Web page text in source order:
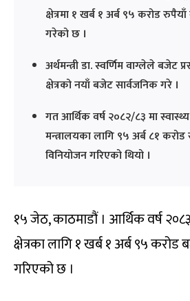
क्षेत्रमा १ खर्ब १ अर्ब ९५ करोड
गरेको छ ।
अर्थमन्त्री डा. स्वर्णिम वाग्लेले बजेट
क्षेत्रको नयाँ बजेट सार्वजनिक गरे ।
गत आर्थिक वर्ष २०८२/८३ मा
मन्त्रालयका लागि ९५ अर्ब ८१
विनियोजन गरिएको थियो ।
१५ जेठ, काठमाडौं । आर्थिक वर्ष
क्षेत्रका लागि १ खर्ब १ अर्ब ९५
गरिएको छ ।